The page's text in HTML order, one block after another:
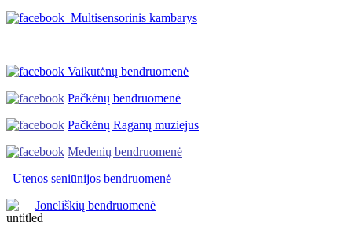
Multisensorinis kambarys
Vaikutėnų bendruomenė
Pačkėnų bendruomenė
Pačkėnų Raganų muziejus
Medenių bendruomenė
Utenos seniūnijos bendruomenė
Joneliškių bendruomenė